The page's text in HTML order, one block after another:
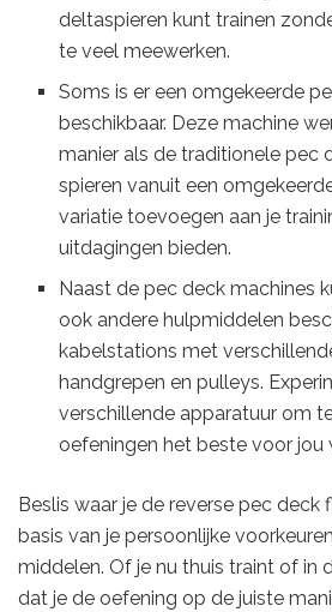
deltaspieren kunt trainen
te veel meewerken.
Soms is er een omgekeerde
beschikbaar. Deze machine
manier als de traditionele pec
spieren vanuit een
variatie toevoegen aan je
uitdagingen bieden.
Naast de pec deck machines
ook andere hulpmiddelen
kabelstations met
handgrepen en pulleys.
verschillende apparatuur om
oefeningen het beste voor jou
Beslis waar je de reverse pec deck
basis van je persoonlijke
middelen. Of je nu thuis traint of in
dat je de oefening op de juiste